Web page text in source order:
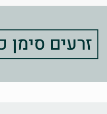
זרעים סימן